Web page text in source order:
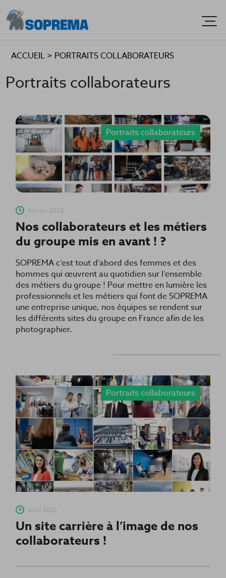
ACCUEIL> PORTRAITS COLLABORATEURS
Portraits collaborateurs
février 2023
Portraits collaborateurs
Nos collaborateurs et les métiers
du groupe mis en avant ! ?
SOPREMA c’est tout d’abord des femmes et des
hommes qui œuvrent au quotidien sur l’ensemble
des métiers du groupe ! Pour mettre en lumière les
professionnels et les métiers qui font de SOPREMA
une entreprise unique, nos équipes se rendent sur
les différents sites du groupe en France afin de les
photographier.
Portraits collaborateurs
avril 2022
Un site carrière à l’image de nos
collaborateurs !